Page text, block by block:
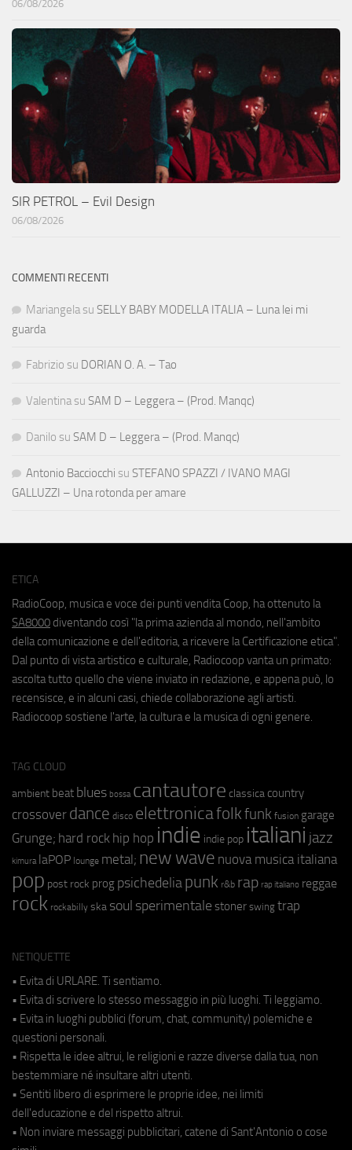
06/08/2026
SIR PETROL – Evil Design
06/08/2026
COMMENTI RECENTI
Mariangela su SELLY BABY MODELLA ITALIA – Luna lei mi
guarda
Fabrizio su DORIAN O. A. – Tao
Valentina su SAM D – Leggera – (Prod. Manqc)
Danilo su SAM D – Leggera – (Prod. Manqc)
Antonio Bacciocchi su STEFANO SPAZZI / IVANO MAGI
GALLUZZI – Una rotonda per amare
ETICA
RadioCoop, musica e voce dei punti vendita Coop, ha ottenuto la
SA8000 diventando così "la prima azienda al mondo, nell'ambito
della comunicazione e dell'editoria, a ricevere la Certificazione etica".
Dal punto di vista artistico e culturale, Radiocoop vanta un primato:
ascolta tutto quello che viene inviato in redazione, e appena può, lo
recensisce, e in alcuni casi, chiede collaborazione agli artisti.
Radiocoop sostiene l'arte, la cultura e la musica di ogni genere.
TAG CLOUD
ambient beat blues bossa cantautore classica country
crossover dance disco elettronicafolkfunk fusion garage
Grunge; hard rock hip hop indie indie pop italiani jazz
kimura laPOP lounge metal; new wave nuova musica italiana
pop post rock prog psichedeliapunk r&b rap rap italiano reggae
rock rockabilly ska soul sperimentale stoner swing trap
NETIQUETTE
• Evita di URLARE. Ti sentiamo.
• Evita di scrivere lo stesso messaggio in più luoghi. Ti leggiamo.
• Evita in luoghi pubblici (forum, chat, community) polemiche e
questioni personali.
• Rispetta le idee altrui, le religioni e razze diverse dalla tua, non
bestemmiare né insultare altri utenti.
• Sentiti libero di esprimere le proprie idee, nei limiti
dell'educazione e del rispetto altrui.
• Non inviare messaggi pubblicitari, catene di Sant'Antonio o cose